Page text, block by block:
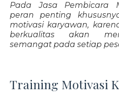
Pada Jasa Pembicara
peran penting
motivasi karyawan,
berkualitas akan
semangat pada setiap
Training Motivasi